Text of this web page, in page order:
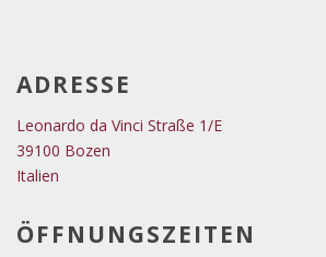
ADRESSE
Leonardo da Vinci Straße 1/E
39100 Bozen
Italien
ÖFFNUNGSZEITEN